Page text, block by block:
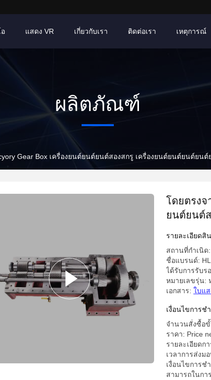
แสดง VR เกี่ยวกับเรา ติดต่อเรา เหตุการณ์
ผลิตภัณฑ์
Gear Box เครื่องยนต์ยนต์ยนต์สองสกรู เครื่องยนต์ยนต์ยนต์
โดยตรงจ
ยนต์ยนต์
รายละเอียดสิ
สถานที่กำเนิด
ชื่อแบรนด์:
ได้รับการรับร
หมายเลขรุ่น:
เอกสาร: ใบแ
เงื่อนไขการชํ
จำนวนสั่งซื้อ
ราคา: Price
รายละเอียด
เวลาการส่งม
เงื่อนไขการช
สามารถในกา